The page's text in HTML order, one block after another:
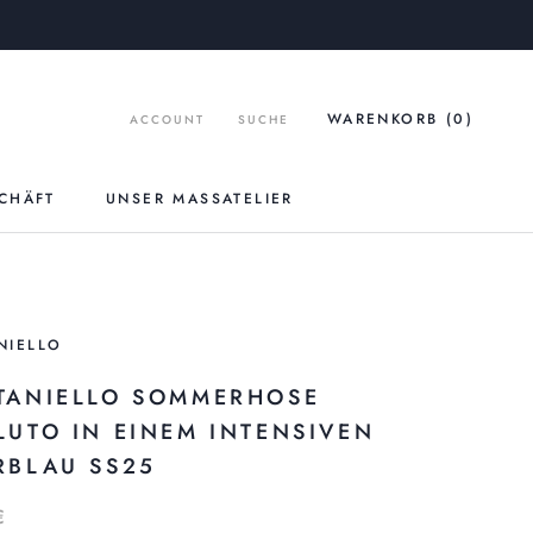
UNSER MASSATELIER
ACCOUNT SUCHE WARENKORB (0 )
SOMMERHOSE
IN EINEM INTENSIVEN
SS25